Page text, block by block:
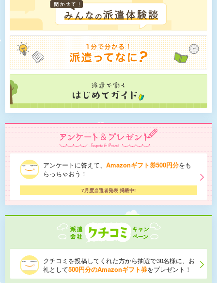
アンケートに答えて、 Amazonギフト券500円分をも
らっちゃおう！
7月度当選者発表 掲載中!
クチコミを投稿してくれた方から抽選で30名様に、お
礼として500円分のAmazonギフト券をプレゼント！